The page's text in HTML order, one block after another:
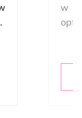
w